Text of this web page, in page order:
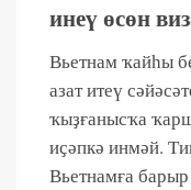
инеү өсөн
Вьетнам ҡайһы
азат итеү
ҡыҙғанысҡа
иҫәпкә инмәй.
Вьетнамға